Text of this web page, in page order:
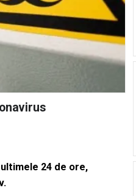
24 de ore,